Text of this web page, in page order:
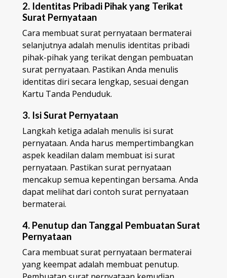
2. Identitas Pribadi Pihak yang Terikat
Surat Pernyataan
Cara membuat surat pernyataan bermaterai
selanjutnya adalah menulis identitas pribadi
pihak-pihak yang terikat dengan pembuatan
surat pernyataan. Pastikan Anda menulis
identitas diri secara lengkap, sesuai dengan
Kartu Tanda Penduduk.
3. Isi Surat Pernyataan
Langkah ketiga adalah menulis isi surat
pernyataan. Anda harus mempertimbangkan
aspek keadilan dalam membuat isi surat
pernyataan. Pastikan surat pernyataan
mencakup semua kepentingan bersama. Anda
dapat melihat dari contoh surat pernyataan
bermaterai.
4. Penutup dan Tanggal Pembuatan Surat
Pernyataan
Cara membuat surat pernyataan bermaterai
yang keempat adalah membuat penutup.